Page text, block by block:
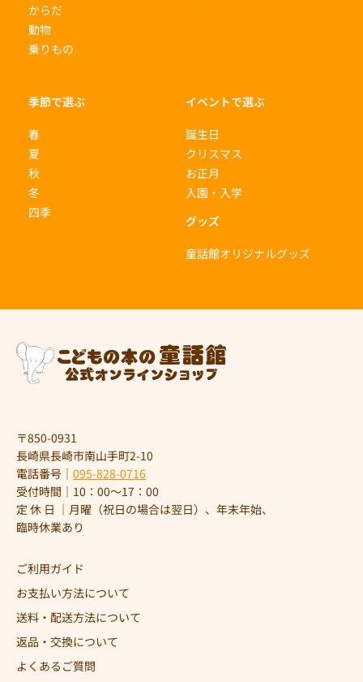
からだ
動物
乗りもの
季節で選ぶ
春
夏
秋
冬
四季
イベントで選ぶ
誕生日
クリスマス
お正月
入園・入学
グッズ
童話館オリジナルグッズ
〒850-0931
長崎県長崎市南山手町2-10
電話番号｜ 095-828-0716
受付時間｜10：00～17：00
定 休 日 ｜月曜（祝日の場合は翌日）、年末年始、
臨時休業あり
ご利用ガイド
お支払い方法について
送料・配送方法について
返品・交換について
よくあるご質問